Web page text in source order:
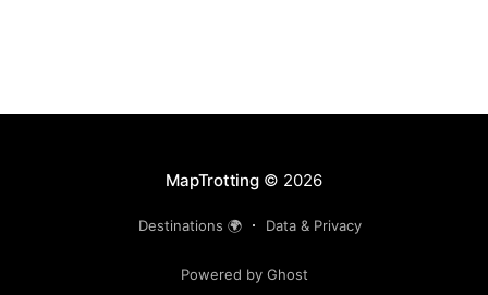
MapTrotting© 2026
Destinations 🌍 Data & Privacy
Powered by Ghost